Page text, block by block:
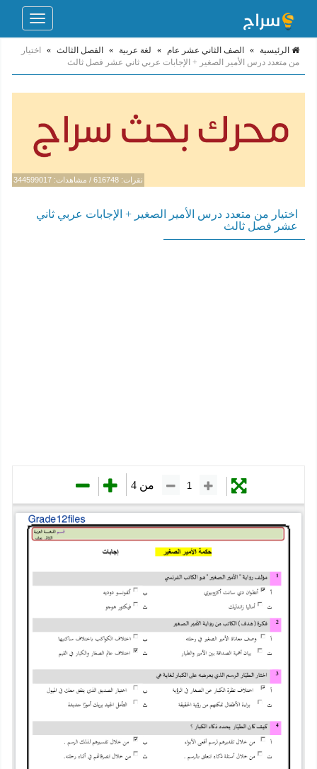
Toggle
الرئيسية » الصف الثاني عشر عام » لغة عربية » الفصل الثالث »
اختيار
من متعدد درس الأمير الصغير + الإجابات عربي ثاني عشر فصل ثالث
نقرات: 616748 / مشاهدات: 344599017
اختيار من متعدد درس الأمير الصغير + الإجابات عربي ثاني
عشر فصل ثالث